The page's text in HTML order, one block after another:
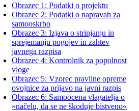
Obrazec 1: Podatki o projektu
Obrazec 2: Podatki o napravah za
samooskrbo
Obrazec 3: Izjava o strinjanju in
sprejemanju pogojev in zahtev
javnega razpisa
Obrazec 4: Kontrolnik za popolnost
vloge
Obrazec 5: Vzorec pravilne opreme
ovojnice za prijavo na javni razpis
Obrazec 6: Samoocena vlagatelja o
»načelu, da se ne škoduje bistveno«